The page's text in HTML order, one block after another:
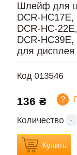
Шлейф для
DCR-
DCR-HC-
DCR-
для дисплея
Код 013546
136 ₴ ?
Количество -
Купить